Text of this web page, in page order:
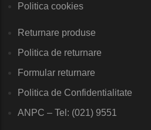
Politica cookies
Returnare produse
Politica de returnare
Formular returnare
Politica de Confidentialitate
ANPC – Tel: (021) 9551